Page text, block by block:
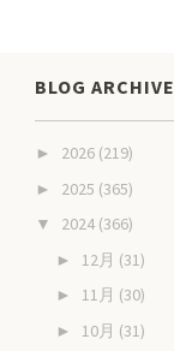
BLOG ARCHIVE
► 2026 (219)
► 2025 (365)
▼ 2024 (366)
► 12月 (31)
► 11月 (30)
► 10月 (31)